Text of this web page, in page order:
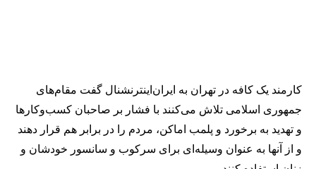
کارمند یک کافه در تهران به ایران‌اینترنشنال گفت مقام‌های
جمهوری اسلامی تلاش می‌کنند با فشار بر صاحبان کسب‌وکارها
و تهدید به برخورد و پلمب اماکن، مردم را در برابر هم قرار دهند
و از آنها به عنوان وسیله‌ای برای سرکوب و سانسور خودشان و